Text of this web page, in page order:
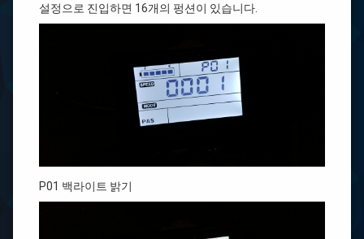
설정으로 진입하면 16개의 펑션이 있습니다.
P01 백라이트 밝기